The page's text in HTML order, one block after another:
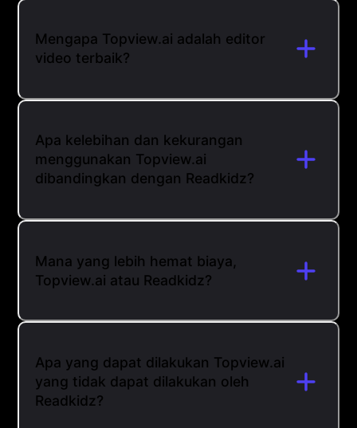
Mengapa Topview.ai adalah editor
video terbaik?
Apa kelebihan dan kekurangan
menggunakan Topview.ai
dibandingkan dengan Readkidz?
Mana yang lebih hemat biaya,
Topview.ai atau Readkidz?
Apa yang dapat dilakukan Topview.ai
yang tidak dapat dilakukan oleh
Readkidz?